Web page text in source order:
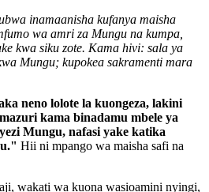
inamaanisha kufanya maisha
wa amri za Mungu na kumpa,
kwa siku zote. Kama hivi: sala ya
Mungu; kupokea sakramenti mara
neno lolote la kuongeza, lakini
kama binadamu mbele ya
Mungu, nafasi yake katika
Hii ni mpango wa maisha safi na
wakati wa kuona wasioamini nyingi,